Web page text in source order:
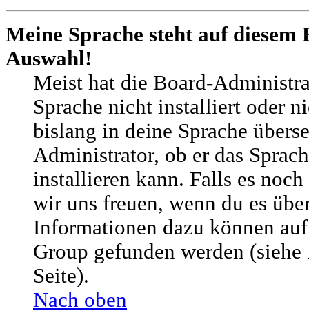
Meine Sprache steht auf
Auswahl!
Meist hat die Board-
Sprache nicht installiert oder
bislang in deine Sprache
Administrator, ob er das
installieren kann. Falls es
wir uns freuen, wenn du es
Informationen dazu können
Group gefunden werden
Seite).
Nach oben